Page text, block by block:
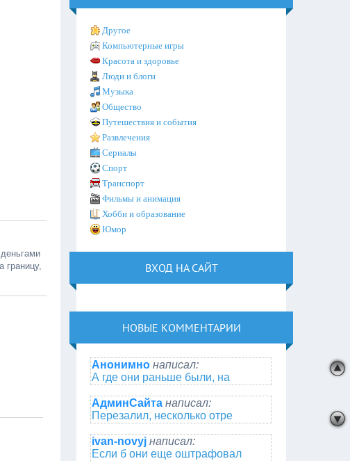
границу,
Другое
Компьютерные игры
Красота и здоровье
Люди и блоги
Музыка
Общество
Путешествия и события
Развлечения
Сериалы
Спорт
Транспорт
Фильмы и анимация
Хобби и образование
Юмор
ВХОД НА САЙТ
НОВЫЕ КОММЕНТАРИИ
Анонимно написал:
А где они раньше были, на
АдминСайта написал:
Перезалил, несколько отре
ivan-novyj написал:
Если б они еще оштрафовал